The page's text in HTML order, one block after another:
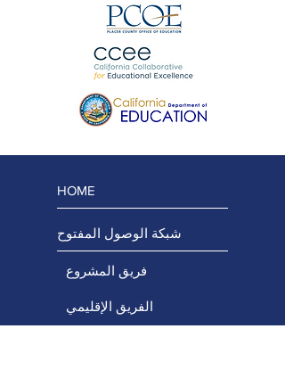
HOME
شبكة الوصول المفتوح
فريق المشروع
الفريق الإقليمي